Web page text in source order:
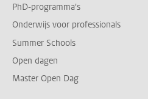
PhD-programma's
Onderwijs voor professionals
Summer Schools
Open dagen
Master Open Dag